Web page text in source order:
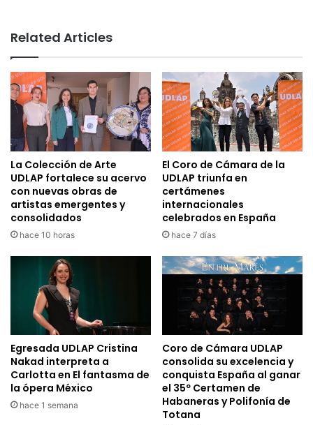
Related Articles
La Colección de Arte
UDLAP fortalece su acervo
con nuevas obras de
artistas emergentes y
consolidados
hace 10 horas
El Coro de Cámara de la
UDLAP triunfa en
certámenes
internacionales
celebrados en España
hace 7 días
Egresada UDLAP Cristina
Nakad interpreta a
Carlotta en El fantasma de
la ópera México
hace 1 semana
Coro de Cámara UDLAP
consolida su excelencia y
conquista España al ganar
el 35º Certamen de
Habaneras y Polifonía de
Totana